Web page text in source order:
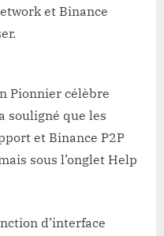
et Binance
Pionnier célèbre
souligné que les
et Binance P2P
sous l’onglet Help
d’interface